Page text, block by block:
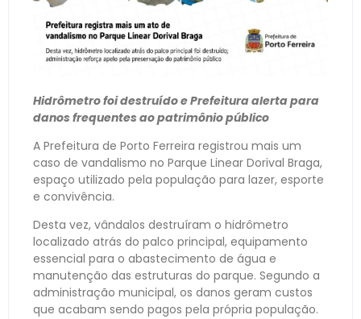
Hidrômetro foi destruído e Prefeitura alerta para
danos frequentes ao patrimônio público
A Prefeitura de Porto Ferreira registrou mais um
caso de vandalismo no Parque Linear Dorival Braga,
espaço utilizado pela população para lazer, esporte
e convivência.
Desta vez, vândalos destruíram o hidrômetro
localizado atrás do palco principal, equipamento
essencial para o abastecimento de água e
manutenção das estruturas do parque. Segundo a
administração municipal, os danos geram custos
que acabam sendo pagos pela própria população.